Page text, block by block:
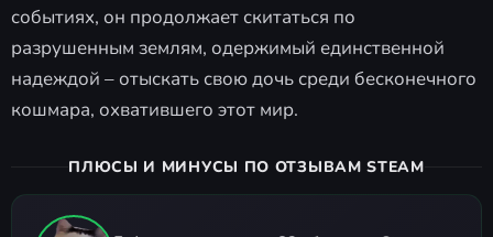
событиях, он продолжает скитаться по
разрушенным землям, одержимый единственной
надеждой – отыскать свою дочь среди бесконечного
кошмара, охватившего этот мир.
ПЛЮСЫ И МИНУСЫ ПО ОТЗЫВАМ STEAM